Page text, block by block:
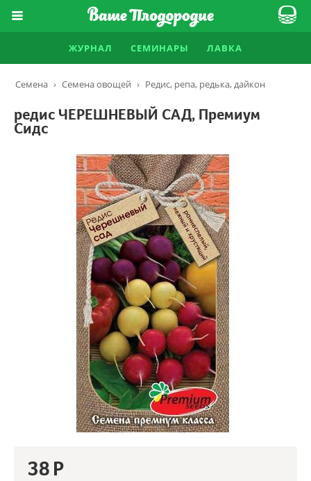
ЖУРНАЛ СЕМИНАРЫ ЛАВКА
Семена › Семена овощей › Редис, репа, редька, дайкон
редис ЧЕРЕШНЕВЫЙ САД, Премиум
Сидс
38 Р